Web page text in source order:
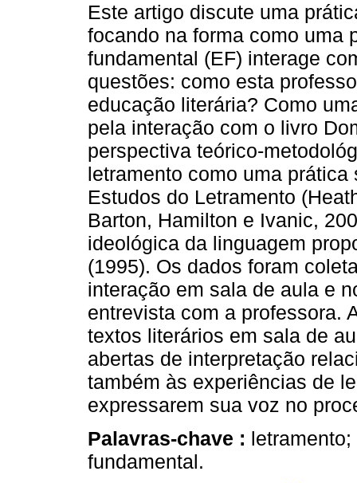
Este artigo discute uma
focando na forma como uma
fundamental (EF) interage
questões: como esta
educação literária? Como
pela interação com o livro
perspectiva teórico-
letramento como uma
Estudos do Letramento
Barton, Hamilton e Ivanic,
ideológica da linguagem
(1995). Os dados foram
interação em sala de aula e
entrevista com a professora.
textos literários em sala de
abertas de interpretação
também às experiências de
expressarem sua voz no
Palavras-chave :
fundamental.